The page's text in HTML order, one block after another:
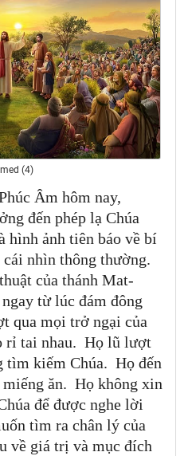
(4)
Âm hôm nay,
đến phép lạ Chúa
hình ảnh tiên báo về bí
nhìn thông thường.
của thánh Mat-
từ lúc đám đông
qua mọi trở ngại của
rỉ tai nhau. Họ lũ lượt
tìm kiếm Chúa. Họ đến
ăn. Họ không xin
để được nghe lời
tìm ra chân lý của
về giá trị và mục đích